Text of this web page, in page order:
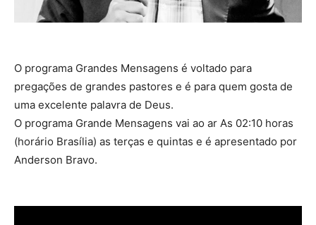
O programa Grandes Mensagens é voltado para
pregações de grandes pastores e é para quem gosta de
uma excelente palavra de Deus.
O programa Grande Mensagens vai ao ar As 02:10 horas
(horário Brasília) as terças e quintas e é apresentado por
Anderson Bravo.